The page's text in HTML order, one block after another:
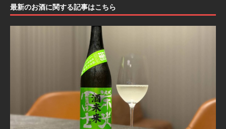
最新のお酒に関する記事はこちら